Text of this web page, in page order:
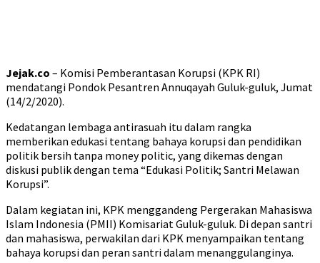
Jejak.co – Komisi Pemberantasan Korupsi (KPK RI)
mendatangi Pondok Pesantren Annuqayah Guluk-guluk, Jumat
(14/2/2020).
Kedatangan lembaga antirasuah itu dalam rangka
memberikan edukasi tentang bahaya korupsi dan pendidikan
politik bersih tanpa money politic, yang dikemas dengan
diskusi publik dengan tema “Edukasi Politik; Santri Melawan
Korupsi”.
Dalam kegiatan ini, KPK menggandeng Pergerakan Mahasiswa
Islam Indonesia (PMII) Komisariat Guluk-guluk. Di depan santri
dan mahasiswa, perwakilan dari KPK menyampaikan tentang
bahaya korupsi dan peran santri dalam menanggulanginya.